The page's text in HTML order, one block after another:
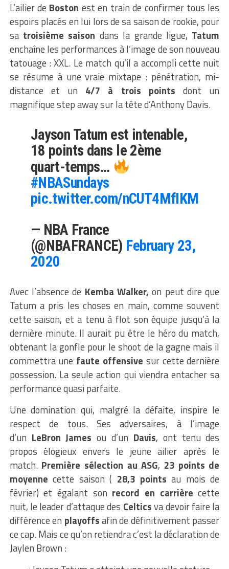
L’ailier de Boston est en train de confirmer tous les
espoirs placés en lui lors de sa saison de rookie, pour
satroisième saison dans la grande ligue, Tatum
enchaîne les performances à l’image de son nouveau
tatouage : XXL. Le match qu’il a accompli cette nuit
se résume à une vraie mixtape : pénétration, mi-
distance et un 4/7 à trois points dont un
magnifique step away sur la tête d’Anthony Davis.
Jayson Tatum est intenable,
18 points dans le 2ème
quart-temps…
#NBASundays
pic.twitter.com/nCUT4MfIKM
— NBA France
(@NBAFRANCE) February 23,
2020
Avec l’absence de Kemba Walker, on peut dire que
Tatum a pris les choses en main, comme souvent
cette saison, et a tenu à flot son équipe jusqu’à la
dernière minute. Il aurait pu être le héro du match,
obtenant la gonfle pour le shoot de la gagne mais il
commettra une faute offensive sur cette dernière
possession. La seule action qui viendra entacher sa
performance quasi parfaite.
Une domination qui, malgré la défaite, inspire le
respect de tous. Ses adversaires, à l’image
d’un LeBron James ou d’un Davis, ont tenu des
propos élogieux envers le jeune ailier après le
match. Première sélection au ASG, 23 points de
moyenne cette saison ( 28,3 points au mois de
février) et égalant son record en carrière cette
nuit, le leader d’attaque des Celticsva devoir faire la
différence en playoffsafin de définitivement passer
ce cap. Mais ce qu’on retiendra c’est la déclaration de
Jaylen Brown :